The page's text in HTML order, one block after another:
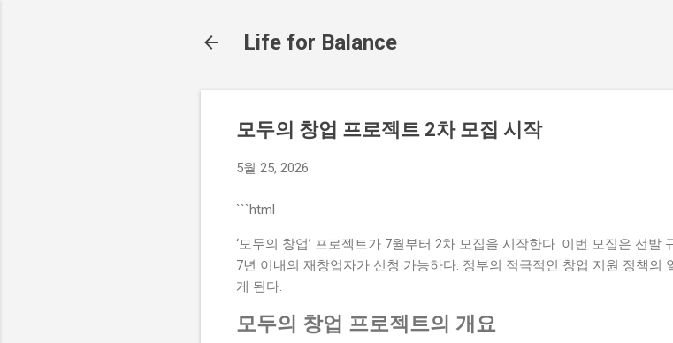
Life for Balance
모두의 창업 프로젝트 2차 모집 시작
5월 25, 2026
```html
‘모두의 창업’ 프로젝트가 7월부터 2차 모집을 시작한다. 이번 모집은 선발
7년 이내의 재창업자가 신청 가능하다. 정부의 적극적인 창업 지원 정책의
게 된다.
모두의 창업 프로젝트의 개요